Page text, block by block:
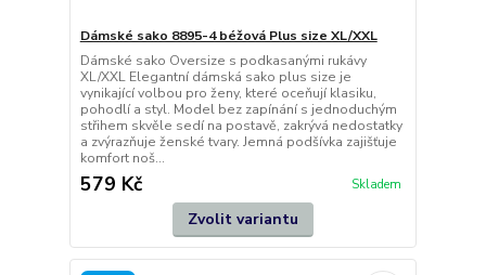
Dámské sako 8895-4 béžová Plus size XL/XXL
Dámské sako Oversize s podkasanými rukávy
XL/XXL Elegantní dámská sako plus size je
vynikající volbou pro ženy, které oceňují klasiku,
pohodlí a styl. Model bez zapínání s jednoduchým
střihem skvěle sedí na postavě, zakrývá nedostatky
a zvýrazňuje ženské tvary. Jemná podšívka zajišťuje
komfort noš...
579 Kč Skladem
Zvolit variantu